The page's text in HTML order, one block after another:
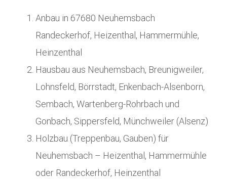
Anbau in 67680 Neuhemsbach
Randeckerhof, Heizenthal, Hammermühle,
Heinzenthal
Hausbau aus Neuhemsbach, Breunigweiler,
Lohnsfeld, Börrstadt, Enkenbach-Alsenborn,
Sembach, Wartenberg-Rohrbach und
Gonbach, Sippersfeld, Münchweiler (Alsenz)
Holzbau (Treppenbau, Gauben) für
Neuhemsbach – Heizenthal, Hammermühle
oder Randeckerhof, Heinzenthal